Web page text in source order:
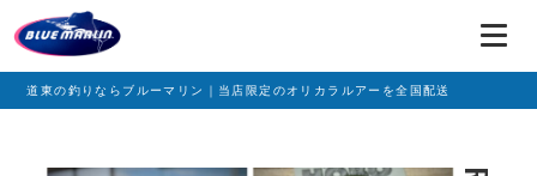
道東の釣りならブルーマリン｜当店限定のオリカラルアーを全国配送